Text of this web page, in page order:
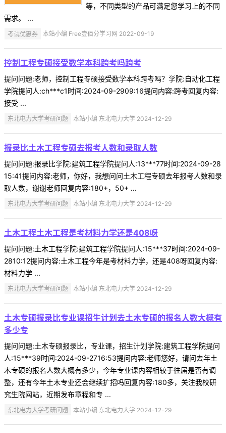
等，不同类型的产品可满足您学习上的不同
需求。 ...
考试优惠券 本站小编 Free壹佰分学习网 2022-09-19
控制工程专硕接受数学本科跨考吗跨考
提问问题:老师，控制工程专硕接受数学本科跨考吗？学院:自动化工程
学院提问人:ch***c1时间:2024-09-2909:16提问内容:跨考回复内容:
接受 ...
东北电力大学考研问题 本站小编 东北电力大学 2024-12-29
报录比土木工程专硕去报考人数和录取人数
提问问题:报录比学院:建筑工程学院提问人:13***77时间:2024-09-28
15:41提问内容:老师，你好，我想问问土木工程专硕去年报考人数和录
取人数，谢谢老师回复内容:180+，50+ ...
东北电力大学考研问题 本站小编 东北电力大学 2024-12-29
土木工程土木工程是考材料力学还是408呀
提问问题:土木工程学院:建筑工程学院提问人:15***37时间:2024-09-
2810:12提问内容:土木工程今年是考材料力学，还是408呀回复内容:
材料力学 ...
东北电力大学考研问题 本站小编 东北电力大学 2024-12-29
土木专硕报录比专业课招生计划去土木专硕的报名人数大概有
多少专
提问问题:土木专硕报录比，专业课，招生计划学院:建筑工程学院提问
人:15***39时间:2024-09-2716:53提问内容:老师您好，请问去年土
木专硕的报名人数大概有多少，今年专业课内容相较于往届是否有调
整，还有今年土木专业还会继续扩招吗回复内容:180多，关注我校研
究生院网站，近期发布章程和专 ...
东北电力大学考研问题 本站小编 东北电力大学 2024-12-29